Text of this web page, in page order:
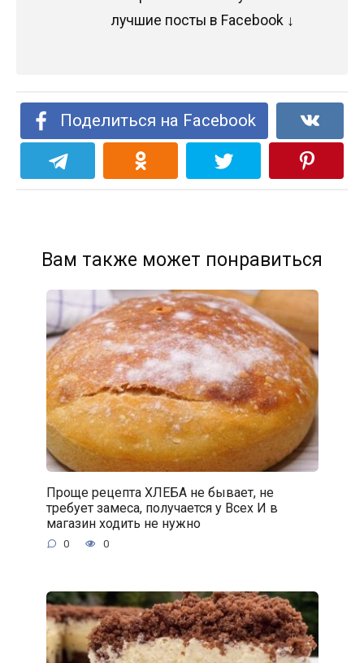
лучшие посты в Facebook ↓
Поделиться на Facebook
Вам также может понравиться
Проще рецепта ХЛЕБА не бывает, не
требует замеса, получается у Всех И в
магазин ходить не нужно
0 0